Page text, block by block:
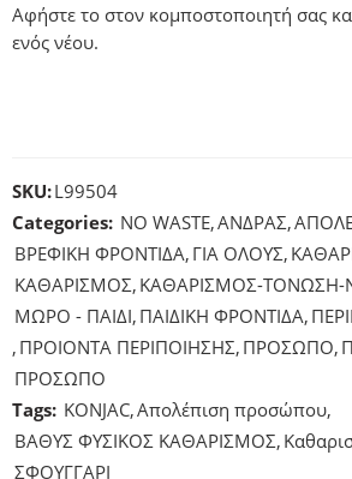
Αφήστε το στον κομποστοποιητή σας
ενός νέου.
SKU:L99504
Categories: NO WASTE,ΑΝΔΡΑΣ,
ΒΡΕΦΙΚΗ ΦΡΟΝΤΙΔΑ, ΓΙΑ ΟΛΟΥΣ,
ΚΑΘΑΡΙΣΜΟΣ, ΚΑΘΑΡΙΣΜΟΣ-ΤΟΝΩΣΗ-
ΜΩΡΟ - ΠΑΙΔΙ, ΠΑΙΔΙΚΗ ΦΡΟΝΤΙΔΑ,
, ΠΡΟΙΟΝΤΑ ΠΕΡΙΠΟΙΗΣΗΣ, ΠΡΟΣΩΠΟ,
ΠΡΟΣΩΠΟ
Tags: KONJAC,Απολέπιση προσώπου,
ΒΑΘΥΣ ΦΥΣΙΚΟΣ ΚΑΘΑΡΙΣΜΟΣ,
ΣΦΟΥΓΓΑΡΙ